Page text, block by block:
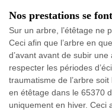
Nos prestations se
Sur un arbre, l’étêtage ne
Ceci afin que l’arbre en
d’avant avant de subir
respecter les périodes
traumatisme de l’arbre
en étêtage dans le 65370
uniquement en hiver. Ceci